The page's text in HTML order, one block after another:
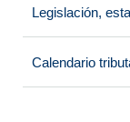
Legislación,
Calendario